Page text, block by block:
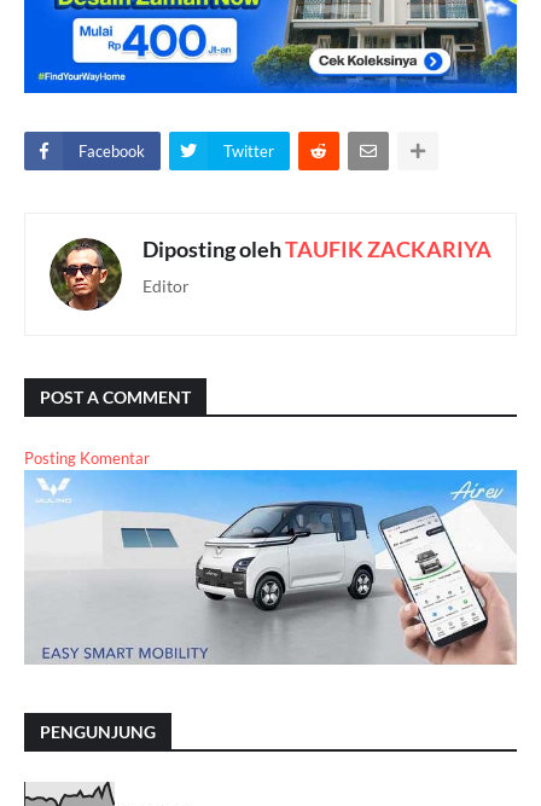
Facebook Twitter
Diposting olehTAUFIK ZACKARIYA
Editor
POST A COMMENT
Posting Komentar
PENGUNJUNG